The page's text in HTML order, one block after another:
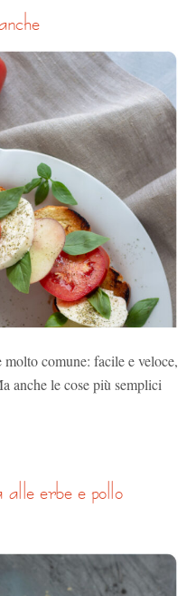
molto comune: facile e veloce,
anche le cose più semplici